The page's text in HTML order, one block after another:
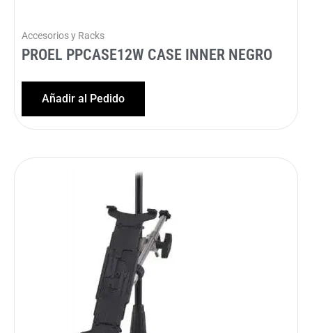
Accesorios y Racks
PROEL PPCASE12W CASE INNER NEGRO
Añadir al Pedido